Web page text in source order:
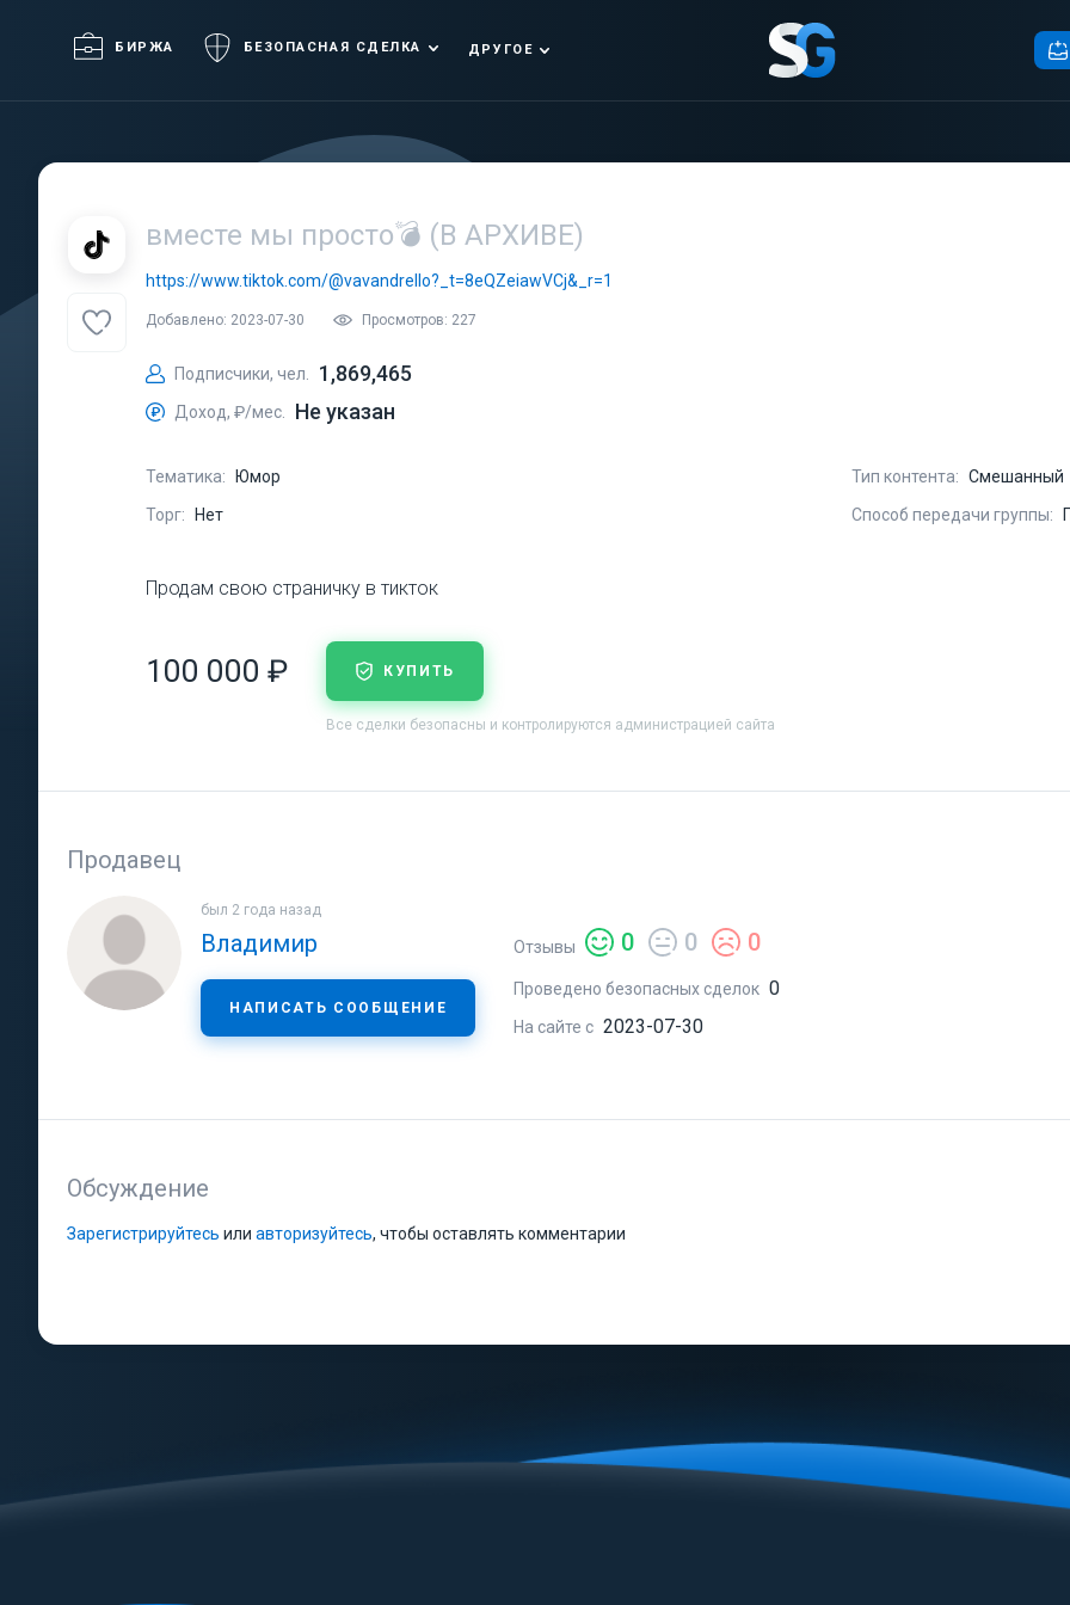
БИРЖА БЕЗОПАСНАЯ СДЕЛКА ДРУГОЕ
вместе мы просто💣 (В АРХИВЕ)
https://www.tiktok.com/@vavandrello?_t=8eQZeiawVCj&_r=1
Добавлено: 2023-07-30 Просмотров: 227
Подписчики, чел. 1,869,465
Доход, ₽/мес. Не указан
Тематика:
Юмор
Торг:
Нет
Тип контента: Смешанный
Способ передачи группы:
Продам свою страничку в тикток
100 000 ₽ КУПИТЬ
Все сделки безопасны и контролируются администрацией сайта
Продавец
был 2 года назад
Владимир
НАПИСАТЬ СООБЩЕНИЕ
Отзывы 0 0 0
Проведено безопасных сделок 0
На сайте с 2023-07-30
Обсуждение
Зарегистрируйтесь или авторизуйтесь, чтобы оставлять комментарии